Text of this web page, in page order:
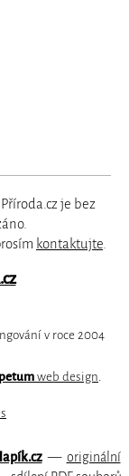
je bez
kontaktujte.
v roce 2004
web design
— originální